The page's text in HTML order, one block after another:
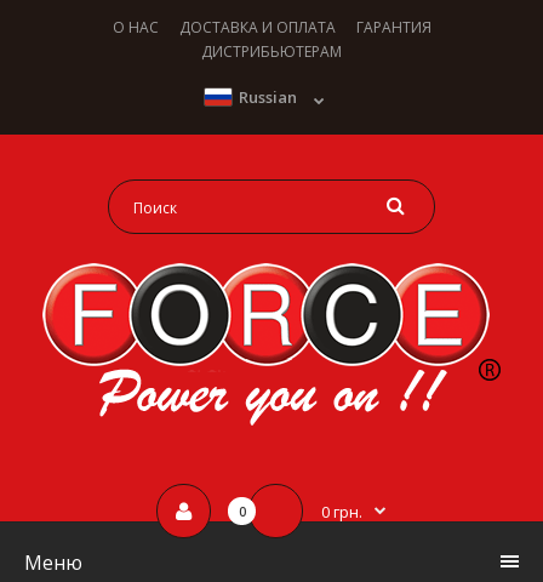
О НАС ДОСТАВКА И ОПЛАТА
ГАРАНТИЯ
ДИСТРИБЬЮТЕРАМ
Russian
0 0 грн.
Меню